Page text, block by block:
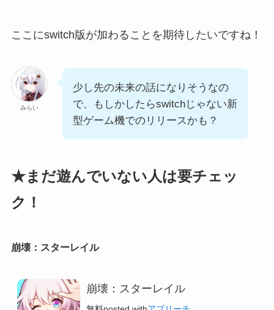
ここにswitch版が加わることを期待したいですね！
みらい
少し先の未来の話になりそうなの
で、もしかしたらswitchじゃない新
型ゲーム機でのリリースかも？
★まだ遊んでいない人は要チェッ
ク！
崩壊：スターレイル
崩壊：スターレイル